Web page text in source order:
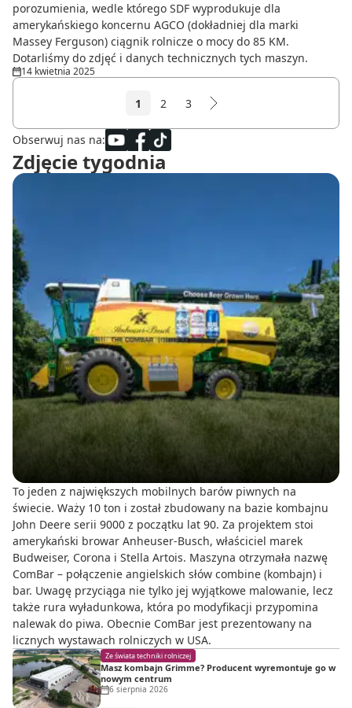
porozumienia, wedle którego SDF wyprodukuje dla
amerykańskiego koncernu AGCO (dokładniej dla marki
Massey Ferguson) ciągnik rolnicze o mocy do 85 KM.
Dotarliśmy do zdjęć i danych technicznych tych maszyn.
14 kwietnia 2025
1 2 3
Obserwuj nas na:
Zdjęcie tygodnia
To jeden z największych mobilnych barów piwnych na
świecie. Waży 10 ton i został zbudowany na bazie kombajnu
John Deere serii 9000 z początku lat 90. Za projektem stoi
amerykański browar Anheuser-Busch, właściciel marek
Budweiser, Corona i Stella Artois. Maszyna otrzymała nazwę
ComBar – połączenie angielskich słów combine (kombajn) i
bar. Uwagę przyciąga nie tylko jej wyjątkowe malowanie, lecz
także rura wyładunkowa, która po modyfikacji przypomina
nalewak do piwa. Obecnie ComBar jest prezentowany na
licznych wystawach rolniczych w USA.
Ze świata techniki rolniczej
Masz kombajn Grimme? Producent wyremontuje go w
nowym centrum
6 sierpnia 2026